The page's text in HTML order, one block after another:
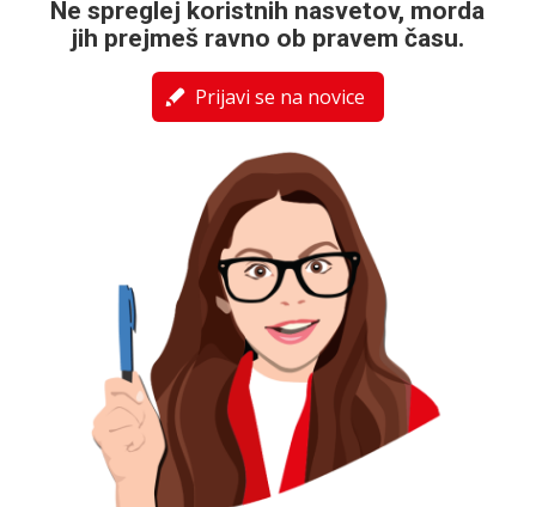
Ne spreglej koristnih nasvetov, morda
jih prejmeš ravno ob pravem času.
Prijavi se na novice